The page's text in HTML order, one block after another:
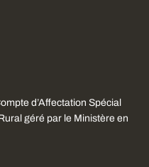
d’Affectation Spécial
géré par le Ministère en